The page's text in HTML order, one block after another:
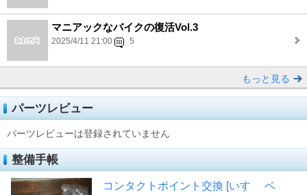
マニアックなバイクの復活Vol.3
2025/4/11 21:00 5
もっと見る
パーツレビュー
パーツレビューは登録されていません
整備手帳
コンタクトポイント交換 [いすゞ ベ